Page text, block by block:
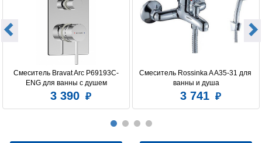
Смеситель Bravat Arc P69193C-
ENG для ванны с душем
3 390
Смеситель Rossinka A A35-31 для
ванны и душа
3 741